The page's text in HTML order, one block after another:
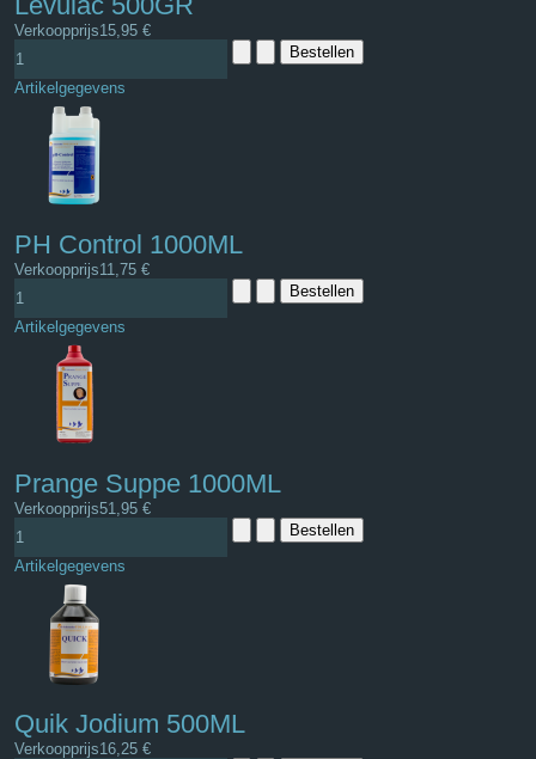
Verkoopprijs15,95 €
Artikelgegevens
PH Control 1000ML
Verkoopprijs11,75 €
Artikelgegevens
Prange Suppe 1000ML
Verkoopprijs51,95 €
Artikelgegevens
Quik Jodium 500ML
Verkoopprijs16,25 €